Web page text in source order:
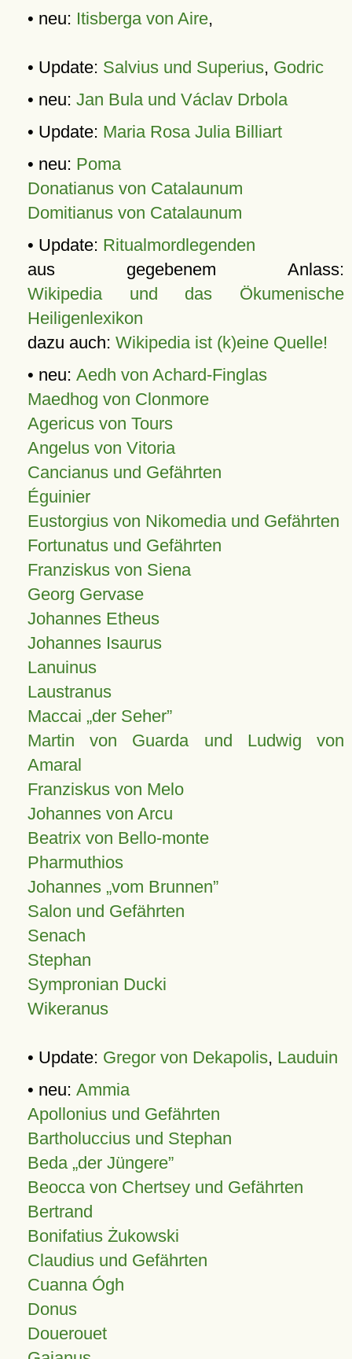
• neu: Itisberga von Aire,
• Update: Salvius und Superius, Godric
• neu: Jan Bula und Václav Drbola
• Update: Maria Rosa Julia Billiart
• neu: Poma
Donatianus von Catalaunum
Domitianus von Catalaunum
• Update: Ritualmordlegenden
aus gegebenem Anlass:
Wikipedia und das Ökumenische
Heiligenlexikon
dazu auch: Wikipedia ist (k)eine Quelle!
• neu: Aedh von Achard-Finglas
Maedhog von Clonmore
Agericus von Tours
Angelus von Vitoria
Cancianus und Gefährten
Éguinier
Eustorgius von Nikomedia und Gefährten
Fortunatus und Gefährten
Franziskus von Siena
Georg Gervase
Johannes Etheus
Johannes Isaurus
Lanuinus
Laustranus
Maccai „der Seher”
Martin von Guarda und Ludwig von
Amaral
Franziskus von Melo
Johannes von Arcu
Beatrix von Bello-monte
Pharmuthios
Johannes vom Brunnen
Salon und Gefährten
Senach
Stephan
Sympronian Ducki
Wikeranus
• Update: Gregor von Dekapolis, Lauduin
• neu: Ammia
Apollonius und Gefährten
Bartholuccius und Stephan
Beda „der Jüngere”
Beocca von Chertsey und Gefährten
Bertrand
Bonifatius Żukowski
Claudius und Gefährten
Cuanna Ógh
Donus
Douerouet